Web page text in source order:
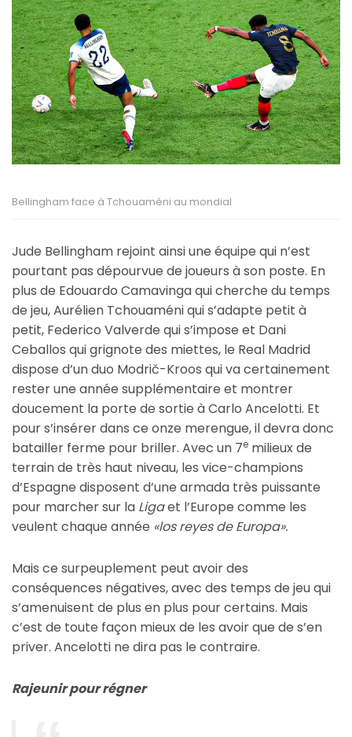
Bellingham face à Tchouaméni au mondial
Jude Bellingham rejoint ainsi une équipe qui n’est
pourtant pas dépourvue de joueurs à son poste. En
plus de Edouardo Camavinga qui cherche du temps
de jeu, Aurélien Tchouaméni qui s’adapte petit à
petit, Federico Valverde qui s’impose et Dani
Ceballos qui grignote des miettes, le Real Madrid
dispose d’un duo Modrič-Kroos qui va certainement
rester une année supplémentaire et montrer
doucement la porte de sortie à Carlo Ancelotti. Et
pour s’insérer dans ce onze merengue, il devra donc
batailler ferme pour briller. Avec un 7e milieux de
terrain de très haut niveau, les vice-champions
d’Espagne disposent d’une armada très puissante
pour marcher sur la Ligaet l’Europe comme les
veulent chaque année «los reyes de Europa».
Mais ce surpeuplement peut avoir des
conséquences négatives, avec des temps de jeu qui
s’amenuisent de plus en plus pour certains. Mais
c’est de toute façon mieux de les avoir que de s’en
priver. Ancelotti ne dira pas le contraire.
Rajeunir pour régner